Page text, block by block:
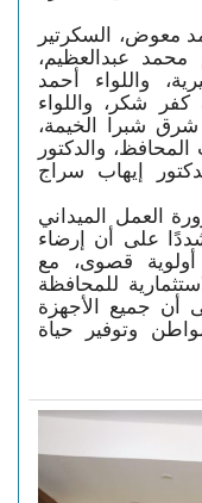
معوض، السكرتير
محمد عبدالعظيم،
واللواء أحمد
شكر، واللواء
شبرا الخيمة،
والدكتور
إيهاب سراج
العمل الميداني
على أن إرضاء
قصوى، مع
للمحافظة
أن جميع الأجهزة
وتوفير حياة